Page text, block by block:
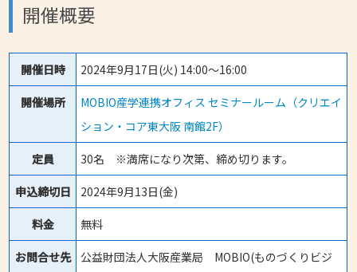
開催概要
開催日時 2024年9月17日(火) 14:00～16:00
開催場所
MOBIO産学連携オフィス セミナールーム（クリエイ
ション・コア東大阪 南館2F）
定員 30名 ※満席になり次第、締め切ります。
申込締切日 2024年9月13日(金)
料金 無料
お問合せ先
公益財団法人大阪産業局 MOBIO(ものづくりビジ